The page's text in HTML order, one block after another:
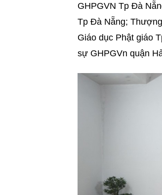
GHPGVN Tp Đà
Tp Đà Nẵng;
Giáo dục Phật giáo
sự GHPGVn quận